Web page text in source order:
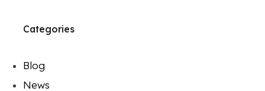
Categories
Blog
News